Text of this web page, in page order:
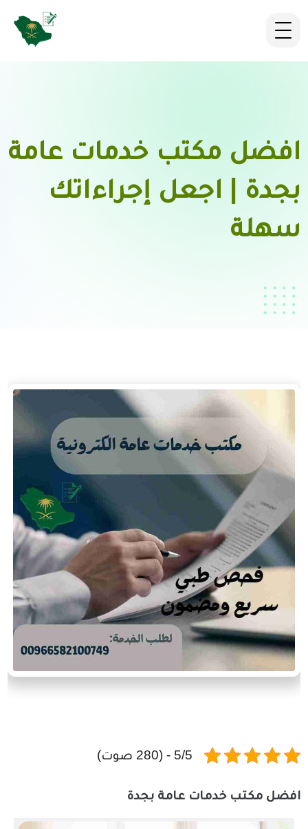
افضل مكتب خدمات عامة
بجدة | اجعل إجراءاتك
سهلة
5/5 - (280 صوت)
افضل مكتب خدمات عامة بجدة